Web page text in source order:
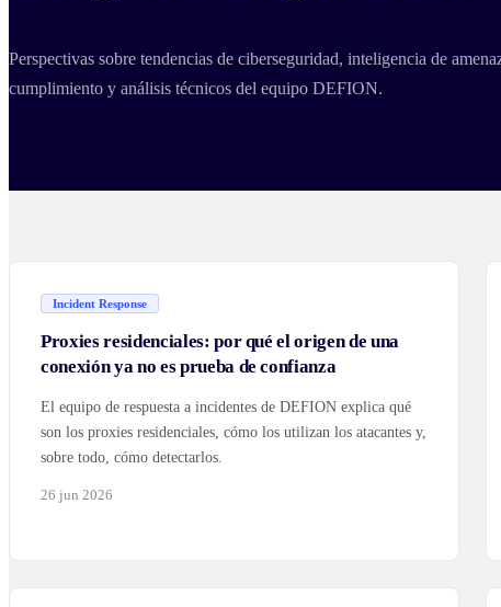
Perspectivas sobre tendencias de ciberseguridad, inteligencia de
cumplimiento y análisis técnicos del equipo DEFION.
Incident Response
Proxies residenciales: por qué el origen de una
conexión ya no es prueba de confianza
El equipo de respuesta a incidentes de DEFION explica qué
son los proxies residenciales, cómo los utilizan los atacantes y,
sobre todo, cómo detectarlos.
26 jun 2026